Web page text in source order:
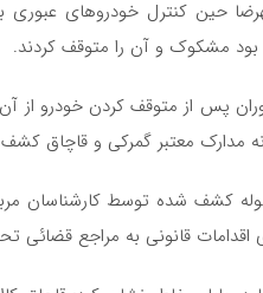
حین کنترل خودرو‌های عبوری
مشکوک و آن را متوقف کردند.
اقدامات قانونی به مراجع قضائی